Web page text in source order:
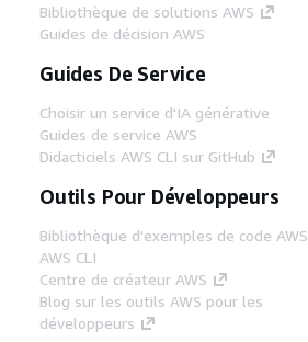
Bibliothèque de solutions AWS
Guides de décision AWS
Guides De Service
Choisir un service d'IA générative
Guides de service AWS
Didacticiels AWS CLI sur GitHub
Outils Pour Développeurs
Bibliothèque d'exemples de code AWS
AWS CLI
Centre de créateur AWS
Blog sur les outils AWS pour les
développeurs